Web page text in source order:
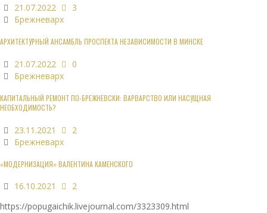
21.07.2022
3
Брежневарх
АРХИТЕКТУРНЫЙ АНСАМБЛЬ ПРОСПЕКТА НЕЗАВИСИМОСТИ В МИНСКЕ
21.07.2022
0
Брежневарх
КАПИТАЛЬНЫЙ РЕМОНТ ПО-БРЕЖНЕВСКИ: ВАРВАРСТВО ИЛИ НАСУЩНАЯ
НЕОБХОДИМОСТЬ?
23.11.2021
2
Брежневарх
«МОДЕРНИЗАЦИЯ» ВАЛЕНТИНА КАМЕНСКОГО
16.10.2021
2
https://popugaichik.livejournal.com/3323309.html